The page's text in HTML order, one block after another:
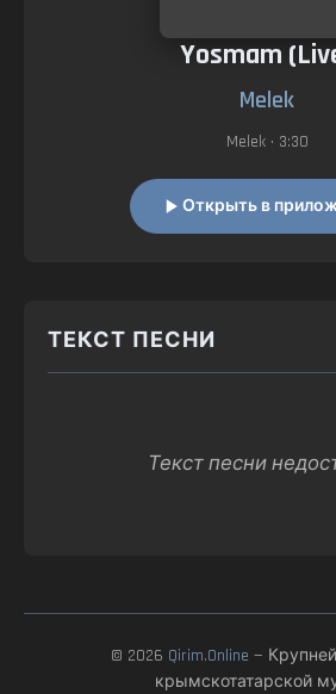
Yosmam
Melek
Melek• 3:30
Открыть в
ТЕКСТ ПЕСНИ
Текст песни
© 2026 Qirim.Online —
крымскотатарской